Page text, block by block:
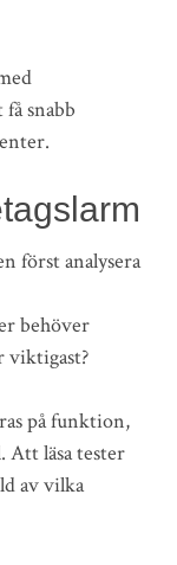
snabb
först analysera
behöver
viktigast?
på funktion,
Att läsa tester
av vilka